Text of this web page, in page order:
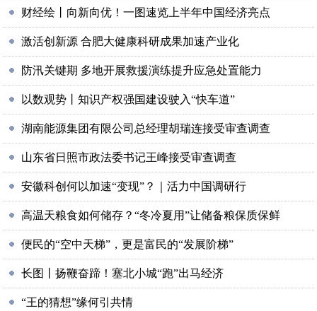
财经绘丨向新向优！一图速览上半年中国经济亮点
激活创新源 合肥大健康科研成果加速产业化
防汛关键期 多地开展救援演练提升应急处置能力
以数观势丨知识产权强国建设驶入“快车道”
湖南能源集团有限公司总经理胡瑞连接受审查调查
山东省日照市政法委书记王峰接受审查调查
安徽科创何以加速“变现”？｜活力中国调研行
高温天粮食如何储存？“冬冷夏用”让储备粮保质保鲜
便民的“空中天梯”，更是富民的“发展阶梯”
长图丨扬鞭奋蹄！塞北小城“跑”出马经济
“王的猜想”缘何引共情